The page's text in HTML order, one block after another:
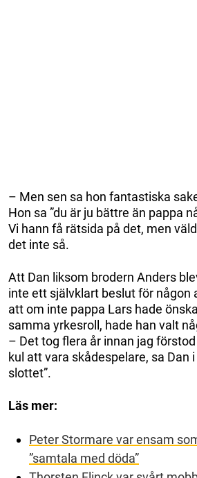
– Men sen sa hon fantastiska
Hon sa ”du är ju bättre än pappa
Vi hann få rätsida på det, men
det inte så.
Att Dan liksom brodern Anders
inte ett självklart beslut för någon
att om inte pappa Lars hade
samma yrkesroll, hade han valt
– Det tog flera år innan jag
kul att vara skådespelare, sa Dan
slottet”.
Läs mer:
Peter Stormare var ensam
”samtala med döda”